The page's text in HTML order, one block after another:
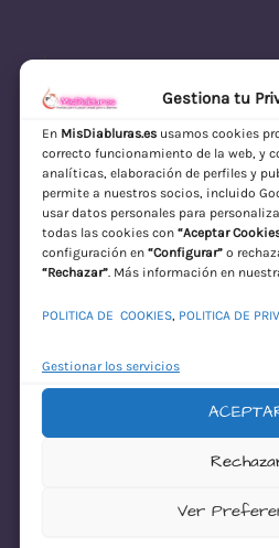
Gestiona tu
En MisDiabluras.esusamos cookies
correcto funcionamiento de la web, y
analíticas, elaboración de perfiles y
permite a nuestros socios, incluido
usar datos personales para
todas las cookies con “Aceptar
configuración en “Configurar”o
“Rechazar”. Más información en nuestra
POLITICA DE COOKIES, POLITICA DE
Gestionar los servicios
Ver
MisDiabluras |
Discreto en España
Acceder